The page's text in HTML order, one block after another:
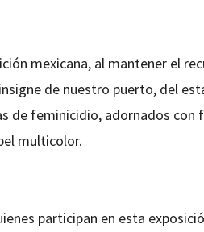
mexicana, al mantener el
de nuestro puerto, del
de feminicidio, adornados con
multicolor.
participan en esta